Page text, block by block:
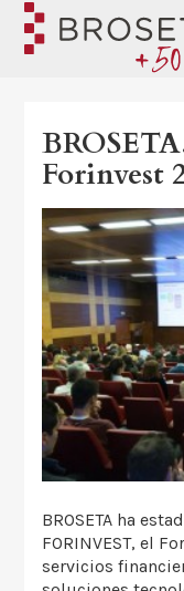
Forinvest
BROSETA ha
FORINVEST, el
servicios